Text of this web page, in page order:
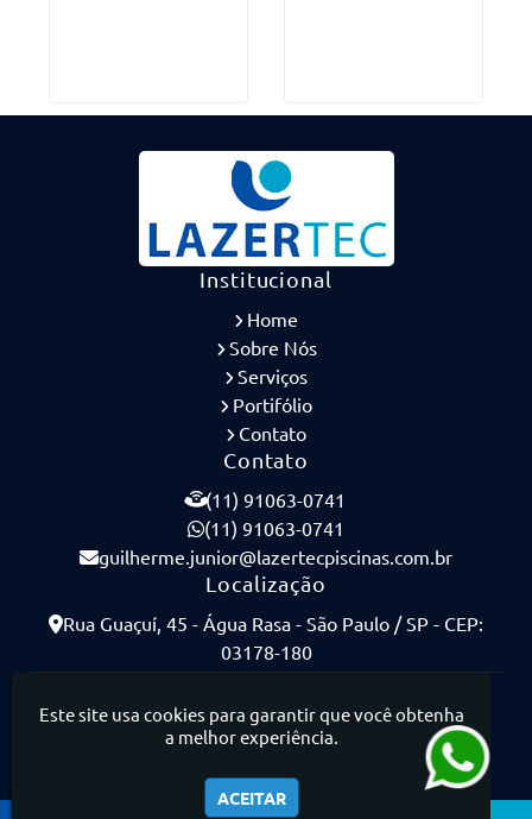
Institucional
Home
Sobre Nós
Serviços
Portifólio
Contato
Contato
(11) 91063-0741
(11) 91063-0741
guilherme.junior@lazertecpiscinas.com.br
Localização
Rua Guaçuí, 45 - Água Rasa - São Paulo / SP - CEP:
03178-180
Este site usa cookies para garantir que você obtenha
a melhor experiência.
ACEITAR